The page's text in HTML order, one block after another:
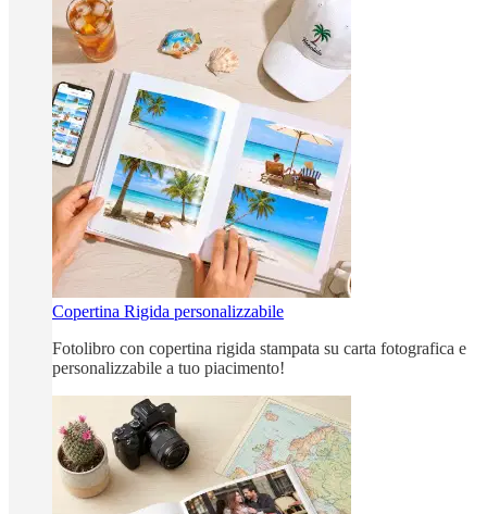
Copertina Rigida personalizzabile
Fotolibro con copertina rigida stampata su carta fotografica e
personalizzabile a tuo piacimento!